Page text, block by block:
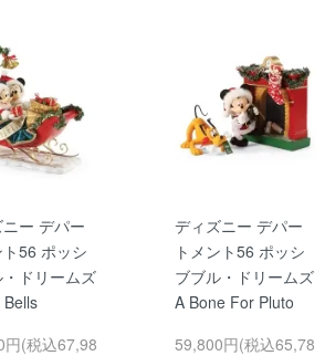
ー デパー
ト56 ポッシ
ドリームズ
円(税込67,98
ディズニー デパー
トメント56 ポッシ
ブブル・ドリームズ
A Bone For Pluto
59,800円(税込65,78